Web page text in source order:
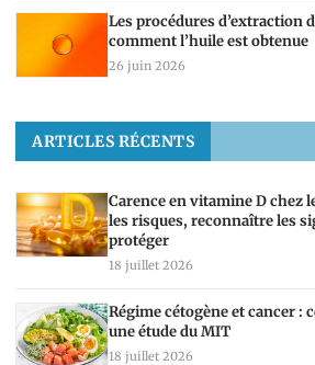
Les procédures d’extraction
comment l’huile est obtenue
26 juin 2026
ARTICLES RÉCENTS
Carence en vitamine D chez
les risques, reconnaître les
protéger
18 juillet 2026
Régime cétogène et cancer :
une étude du MIT
18 juillet 2026